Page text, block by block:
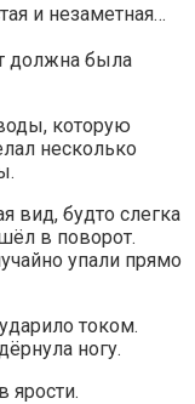
и незаметная…
должна была
которую
несколько
вид, будто слегка
в поворот.
упали прямо
током.
ногу.
ярости.